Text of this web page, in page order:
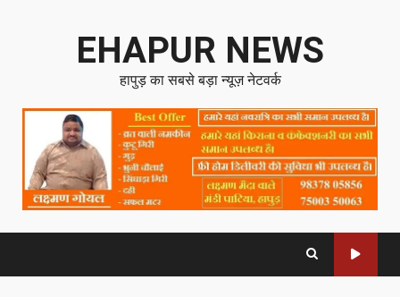
EHAPUR NEWS
हापुड़ का सबसे बड़ा न्यूज़ नेटवर्क